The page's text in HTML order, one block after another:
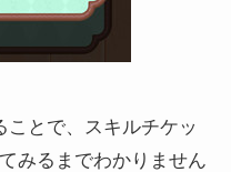
とで、スキルチケッ
みるまでわかりません